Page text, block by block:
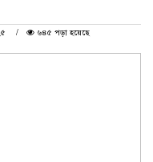
৬৪৫ পড়া হয়েছে